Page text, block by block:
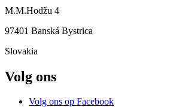
M.M.Hodžu 4
97401 Banská Bystrica
Slovakia
Volg ons
Volg ons op Facebook